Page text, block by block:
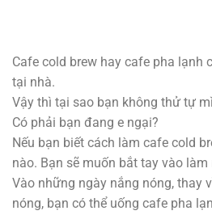
Cafe cold brew hay cafe pha lạnh
tại nhà.
Vậy thì tại sao bạn không thử tự
Có phải bạn đang e ngại?
Nếu bạn biết cách làm cafe cold
nào. Bạn sẽ muốn bắt tay vào làm
Vào những ngày nắng nóng, thay
nóng, bạn có thể uống cafe pha